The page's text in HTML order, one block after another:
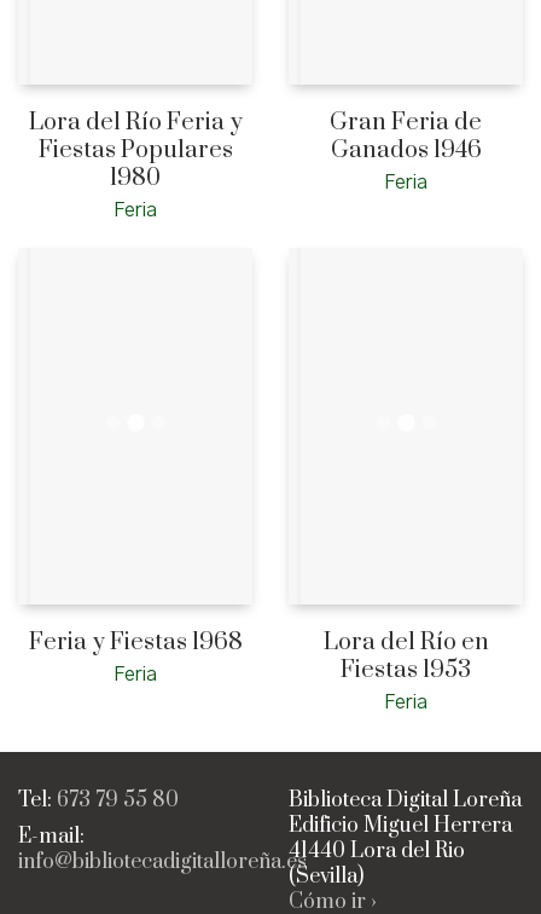
Lora del Río Feria y
Fiestas Populares
1980
Feria
Gran Feria de
Ganados 1946
Feria
Feria y Fiestas 1968
Feria
Lora del Río en
Fiestas 1953
Feria
Tel: 673 79 55 80
E-mail:
info@bibliotecadigitalloreña.es
Biblioteca Digital Loreña
Edificio Miguel Herrera
41440 Lora del Rio
(Sevilla)
Cómo ir ›